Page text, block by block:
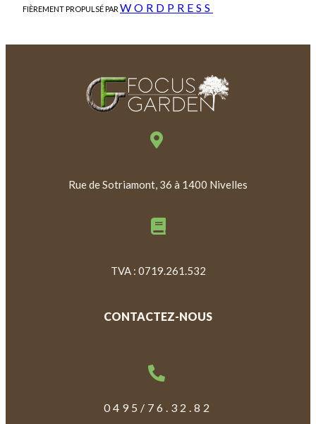
FIÈREMENT PROPULSÉ PAR WORDPRESS
Rue de Sotriamont, 36 à 1400 Nivelles
TVA : 0719.261.532
CONTACTEZ-NOUS
0495/76.32.82